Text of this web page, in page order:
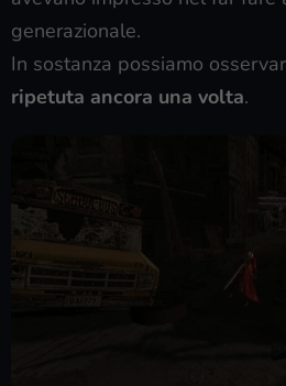
generazionale.
In sostanza possiamo
ripetuta ancora una volta.